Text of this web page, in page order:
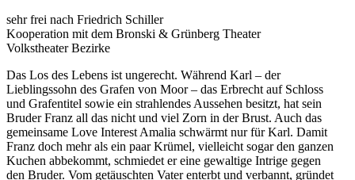
sehr frei nach Friedrich Schiller
Kooperation mit dem Bronski & Grünberg Theater
Volks­theater Bezirke
Das Los des Lebens ist ungerecht. Während Karl – der
Lieblingssohn des Grafen von Moor – das Erbrecht auf Schloss
und Grafentitel sowie ein strahlendes Aussehen besitzt, hat sein
Bruder Franz all das nicht und viel Zorn in der Brust. Auch das
gemeinsame Love Interest Amalia schwärmt nur für Karl. Damit
Franz doch mehr als ein paar Krümel, vielleicht sogar den ganzen
Kuchen abbekommt, schmiedet er eine gewaltige Intrige gegen
den Bruder. Vom getäuschten Vater enterbt und verbannt, gründet